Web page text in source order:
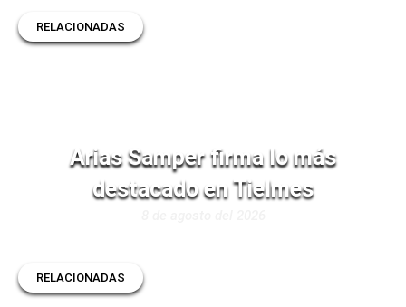
RELACIONADAS
Arias Samper firma lo más
destacado en Tielmes
RELACIONADAS